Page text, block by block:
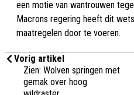
een motie van wantrouwen
Macrons regering heeft dit
maatregelen door te voeren.
Vorig artikel
Zien: Wolven springen met
gemak over hoog